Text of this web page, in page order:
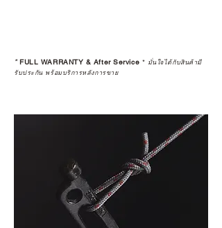
*FULL WARRANTY & After Service * มั่นใจได้กับสินค้ามี
รับประกัน พร้อมบริการหลังการขาย